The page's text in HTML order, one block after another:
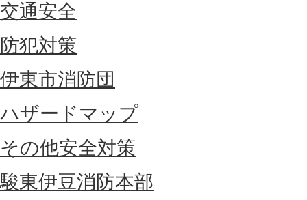
交通安全
防犯対策
伊東市消防団
ハザードマップ
その他安全対策
駿東伊豆消防本部